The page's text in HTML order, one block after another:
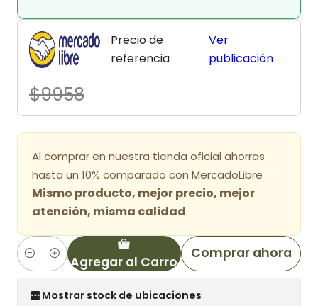
Precio de
referencia
$9958
Ver
publicación
Al comprar en nuestra tienda oficial ahorras
hasta un 10% comparado con MercadoLibre
Mismo producto, mejor precio, mejor
atención, misma calidad
Cantidad Agregar al Carro
Comprar ahora
Mostrar stock de ubicaciones